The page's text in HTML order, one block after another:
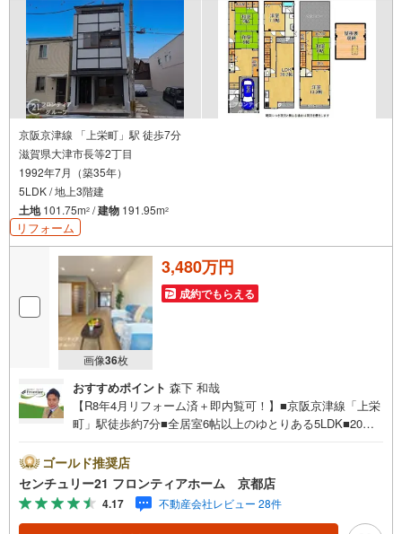
京阪京津線 「上栄町」駅 徒歩7分
滋賀県大津市長等2丁目
1992年7月（築35年）
5LDK / 地上3階建
土地101.75m2 /建物 191.95m2
リフォーム
画像36枚
3,480万円
成約でもらえる
おすすめポイント 森下 和哉
【R8年4月リフォーム済＋即内覧可！】■京阪京津線「上栄
町」駅徒歩約7分■全居室6帖以上のゆとりある5LDK■20帖
徒歩約3分 リフォーム内容・外壁塗装（4面）、ベランダ塗
装・システムキッチン新調、キッチンパネル新調・ユニッ
トバス新調、洗面台新調・洗濯パン新調、トイレ新調・モ
ニターホン新調、ポスト新調・全室クロス貼替、フロアタ
ゴールド推奨店
センチュリー21 フロンティアホーム 京都店
4.17 不動産会社レビュー 28件